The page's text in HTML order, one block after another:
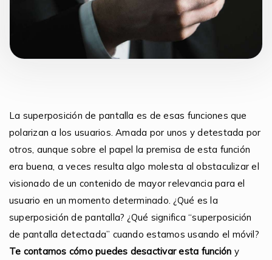
La superposición de pantalla es de esas funciones que
polarizan a los usuarios. Amada por unos y detestada por
otros, aunque sobre el papel la premisa de esta función
era buena, a veces resulta algo molesta al obstaculizar el
visionado de un contenido de mayor relevancia para el
usuario en un momento determinado. ¿Qué es la
superposición de pantalla? ¿Qué significa “superposición
de pantalla detectada” cuando estamos usando el móvil?
Te contamos cómo puedes desactivar esta función y